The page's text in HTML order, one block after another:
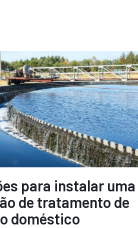
para instalar uma
de tratamento de
doméstico